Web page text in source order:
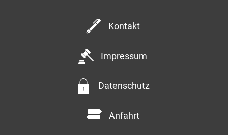
Kontakt
Impressum
Datenschutz
Anfahrt